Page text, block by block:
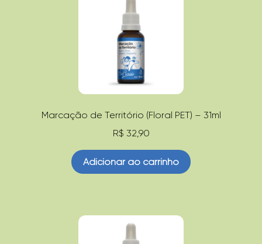
Marcação de Território (Floral PET) – 31ml
R$ 32,90
Adicionar ao carrinho